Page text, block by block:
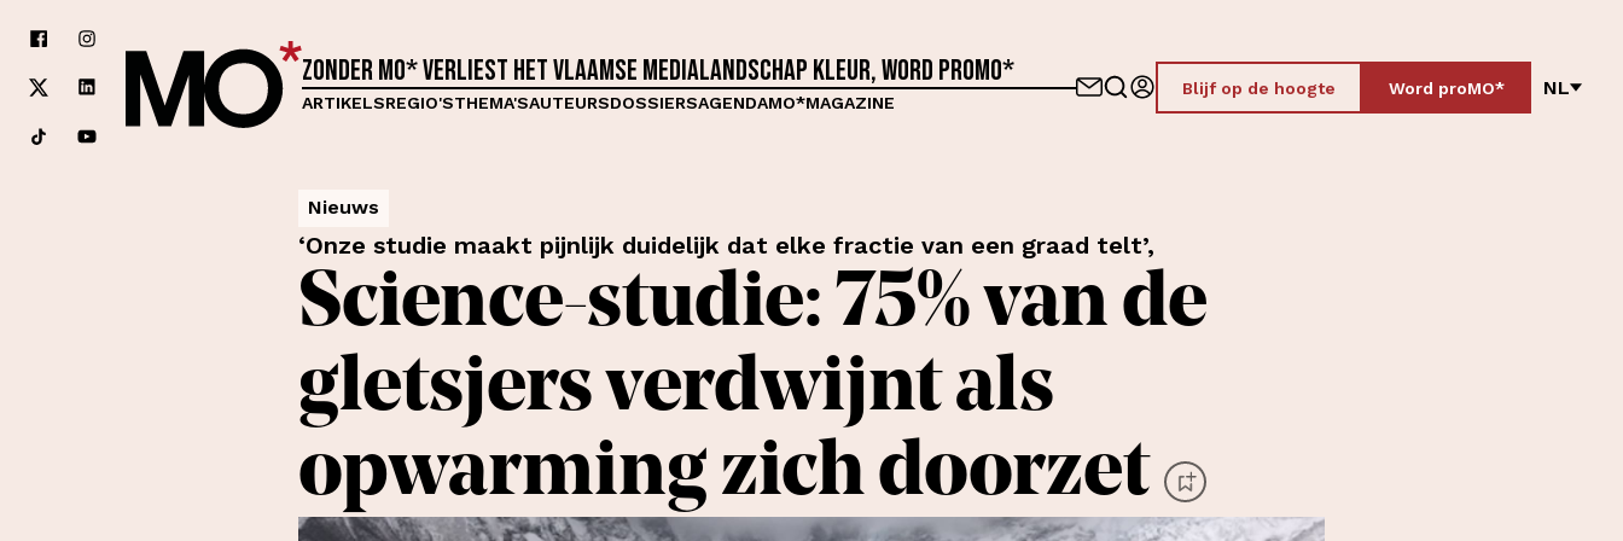
Zonder MO* verliest het Vlaamse medialandschap kleur, word proMO*
ARTIKELSREGIO'STHEMA'SAUTEURSDOSSIERSAGENDAMO*MAGAZINE
Blijf op de hoogte Word proMO* NL
Nieuws
‘Onze studie maakt pijnlijk duidelijk dat elke fractie van een graad telt’,
Science-studie: 75% van de
gletsjers verdwijnt als
opwarming zich doorzet